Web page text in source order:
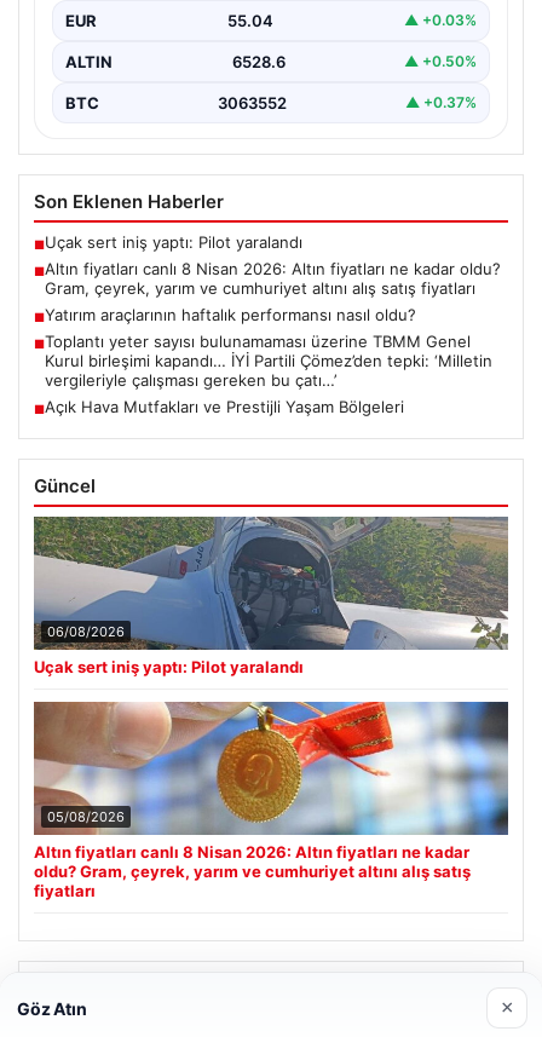
{ “title”: “8 Nisan 2026 Altın Fiyatları Canlı Takip: Gram,
Çeyrek ve Cumhuriyet Altını…
EUR 55.04 ▲ +0.03%
ALTIN 6528.6 ▲ +0.50%
BTC 3063552 ▲ +0.37%
Son Eklenen Haberler
■Uçak sert iniş yaptı: Pilot yaralandı
■Altın fiyatları canlı 8 Nisan 2026: Altın fiyatları ne kadar oldu?
Gram, çeyrek, yarım ve cumhuriyet altını alış satış fiyatları
■Yatırım araçlarının haftalık performansı nasıl oldu?
■Toplantı yeter sayısı bulunamaması üzerine TBMM Genel
Kurul birleşimi kapandı… İYİ Partili Çömez’den tepki: ‘Milletin
vergileriyle çalışması gereken bu çatı…’
■Açık Hava Mutfakları ve Prestijli Yaşam Bölgeleri
Güncel
06/08/2026
Uçak sert iniş yaptı: Pilot yaralandı
05/08/2026
Altın fiyatları canlı 8 Nisan 2026: Altın fiyatları ne kadar
oldu? Gram, çeyrek, yarım ve cumhuriyet altını alış satış
fiyatları
Göz Atın ×